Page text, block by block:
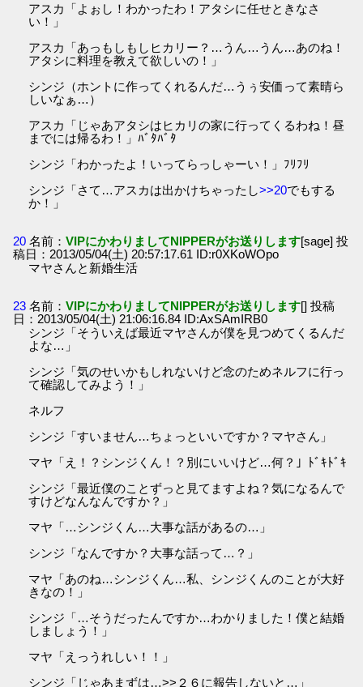
アスカ「よぉし！わかったわ！アタシに任せときなさ
い！」
アスカ「あっもしもしヒカリー？…うん…うん…あのね！
アタシに料理を教えて欲しいの！」
シンジ（ホントに作ってくれるんだ…うぅ安価って素晴ら
しいなぁ…）
アスカ「じゃあアタシはヒカリの家に行ってくるわね！昼
までには帰るわ！」ﾊﾞﾀﾊﾞﾀ
シンジ「わかったよ！いってらっしゃーい！」ﾌﾘﾌﾘ
シンジ「さて…アスカは出かけちゃったし>>20でもする
か！」
20 名前：VIPにかわりましてNIPPERがお送りします[sage] 投
稿日：2013/05/04(土) 20:57:17.61 ID:r0XKoWOpo
マヤさんと新婚生活
23 名前：VIPにかわりましてNIPPERがお送りします[] 投稿
日：2013/05/04(土) 21:06:16.84 ID:AxSAmIRB0
シンジ「そういえば最近マヤさんが僕を見つめてくるんだ
よな…」
シンジ「気のせいかもしれないけど念のためネルフに行っ
て確認してみよう！」
ネルフ
シンジ「すいません…ちょっといいですか？マヤさん」
マヤ「え！？シンジくん！？別にいいけど…何？」ﾄﾞｷﾄﾞｷ
シンジ「最近僕のことずっと見てますよね？気になるんで
すけどなんなんですか？」
マヤ「…シンジくん…大事な話があるの…」
シンジ「なんですか？大事な話って…？」
マヤ「あのね…シンジくん…私、シンジくんのことが大好
きなの！」
シンジ「…そうだったんですか…わかりました！僕と結婚
しましょう！」
マヤ「えっうれしい！！」
シンジ「じゃあまずは…>>２６に報告しないと…」